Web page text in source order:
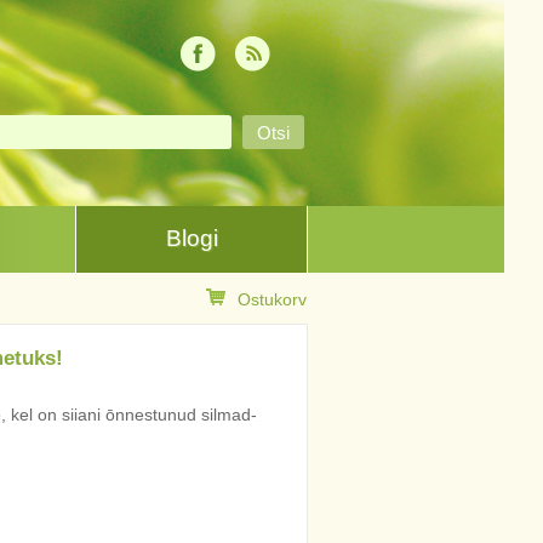
Blogi
Ostukorv
kel on siiani ōnnestunud silmad-